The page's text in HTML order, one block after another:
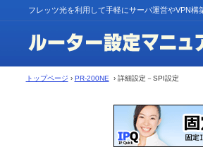
フレッツ光を利用して手軽にサーバ運営やVPN
トップページ › PR-200NE › 詳細設定－SPI設定